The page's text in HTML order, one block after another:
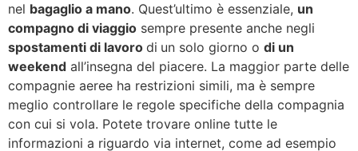
nel bagaglio a mano. Quest’ultimo è essenziale, un
compagno di viaggio sempre presente anche negli
spostamenti di lavoro di un solo giorno o di un
weekend all’insegna del piacere. La maggior parte delle
compagnie aeree ha restrizioni simili, ma è sempre
meglio controllare le regole specifiche della compagnia
con cui si vola. Potete trovare online tutte le
informazioni a riguardo via internet, come ad esempio